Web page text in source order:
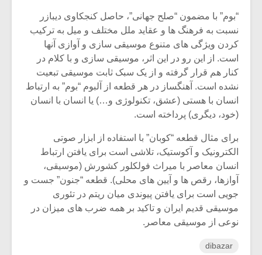
“بوم” با مضمون “صلح جهانی”، حاصل کنجکاوی دیبازر
نسبت به فرهنگ ها و عقاید ملل مختلف و میل به ترکیب
کردن ویژگی های متنوع موسیقی سازی و آوازی آنها
است. از این رو در این اثر، موسیقی سازی و با کلام در
کنار هم قرار گرفته و از یک سبک ثابت موسیقی تبعیت
نشده است. آهنگساز در هر قطعه از آلبوم “بوم” به ارتباط
انسان با هستی (عشق، تکنولوژی و…) یا انسان با انسان
(خود، دیگری) پرداخته است.
برای مثال قطعه “کوبان” با استفاده از ابزار صوتی
الکترونیک و آکوستیک، تلاشی است برای یافتن ارتباط
انسان معاصر با میراث فولکلور کشورش (موسیقی،
آوازها، رقص ها و آیین های محلی). قطعه “جنون” جست و
جویی است برای یافتن پیوندی میان ریتم در تئوری
موسیقی قدیم ایران و تاکید بر همه ضرب های میزان در
نوعی از موسیقی معاصر.
dibazar